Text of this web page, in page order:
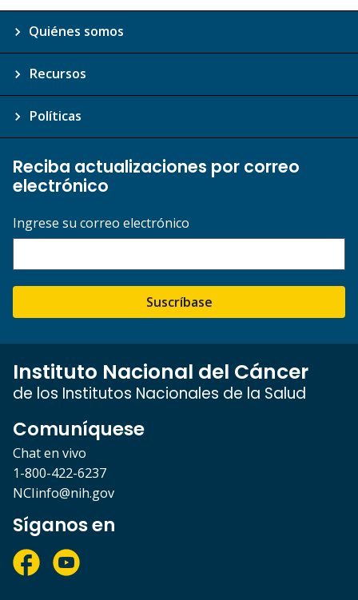
Quiénes somos
Recursos
Políticas
Reciba actualizaciones por correo
electrónico
Ingrese su correo electrónico
Suscríbase
Instituto Nacional del Cáncer
de los Institutos Nacionales de la Salud
Comuníquese
Chat en vivo
1-800-422-6237
NCIinfo@nih.gov
Síganos en